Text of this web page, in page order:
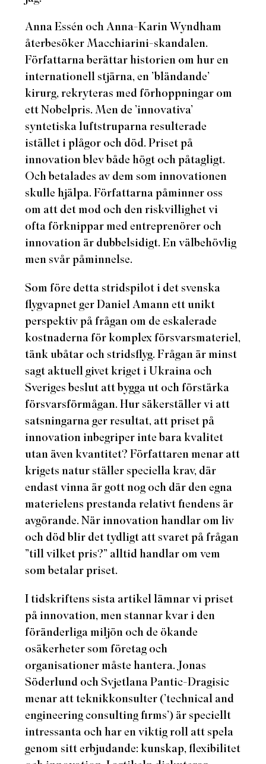
Anna Essén och Anna-Karin Wyndham
återbesökerMacchiarini-skandalen.
Författarna berättar historien om hur en
internationell stjärna, en ’bländande’
kirurg, rekryteras med förhoppningar om
ett Nobelpris. Men de ’innovativa’
syntetiska luftstruparna resulterade
istället i plågor och död. Priset på
innovation blev både högt och påtagligt.
Och betalades av dem som innovationen
skulle hjälpa. Författarna påminner oss
om att det mod och den riskvillighet vi
ofta förknippar med entreprenörer och
innovation är dubbelsidigt. En välbehövlig
men svår påminnelse.
Som före detta stridspilot i det svenska
flygvapnet ger Daniel Amann ett unikt
perspektiv på frågan om de eskalerade
kostnaderna för komplex försvarsmateriel,
tänk ubåtar och stridsflyg. Frågan är minst
sagt aktuell givet kriget i Ukraina och
Sveriges beslut att bygga ut och förstärka
försvarsförmågan. Hur säkerställer vi att
satsningarna ger resultat, att priset på
innovation inbegriper inte bara kvalitet
utan även kvantitet? Författaren menar att
krigets natur ställer speciella krav, där
endast vinna är gott nog och där den egna
materielens prestanda relativt fiendens är
avgörande. När innovation handlar om liv
och död blir det tydligt att svaret på frågan
”till vilket pris?” alltid handlar omvem
som betalar priset.
I tidskriftens sista artikel lämnar vi priset
på innovation, men stannar kvar i den
föränderliga miljön och de ökande
osäkerheter som företag och
organisationer måste hantera. Jonas
Söderlund och Svjetlana Pantic-Dragisic
menar att teknikkonsulter (’technical and
engineering consulting firms’) är speciellt
intressanta och har en viktig roll att spela
genom sitt erbjudande: kunskap, flexibilitet
POSTADRESS
412 96 Göteborg
T: 031-772 12 20
F: 031-16 75 28